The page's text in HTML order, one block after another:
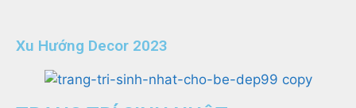
Xu Hướng Decor 2023